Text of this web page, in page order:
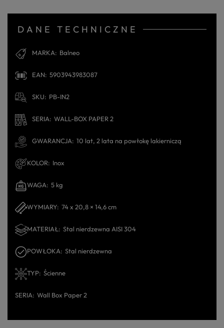
DANE TECHNICZNE
MARKA Balneo
EAN 5903943983087
SKU PB-IN2
SERIA WALL-BOX PAPER 2
GWARANCJA 10 lat, 2 lata na powłokę lakierniczą
KOLOR Inox
WAGA 5 kg
WYMIARY 74 x 20,8 × 14,6 cm
MATERIAŁ Stal nierdzewna AISI 304
POWŁOKA Stal nierdzewna
TYP Ścienne
SERIA Wall Box Paper 2